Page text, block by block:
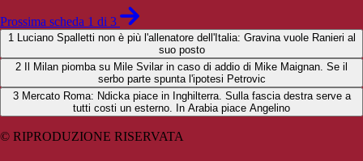
Prossima scheda 1 di 3
1 Luciano Spalletti non è più l'allenatore dell'Italia: Gravina vuole Ranieri al
suo posto
2
Il Milan piomba su Mile Svilar in caso di addio di Mike Maignan. Se il
serbo parte spunta l'ipotesi Petrovic
3 Mercato Roma: Ndicka piace in Inghilterra. Sulla fascia destra serve a
tutti costi un esterno. In Arabia piace Angelino
© RIPRODUZIONE RISERVATA